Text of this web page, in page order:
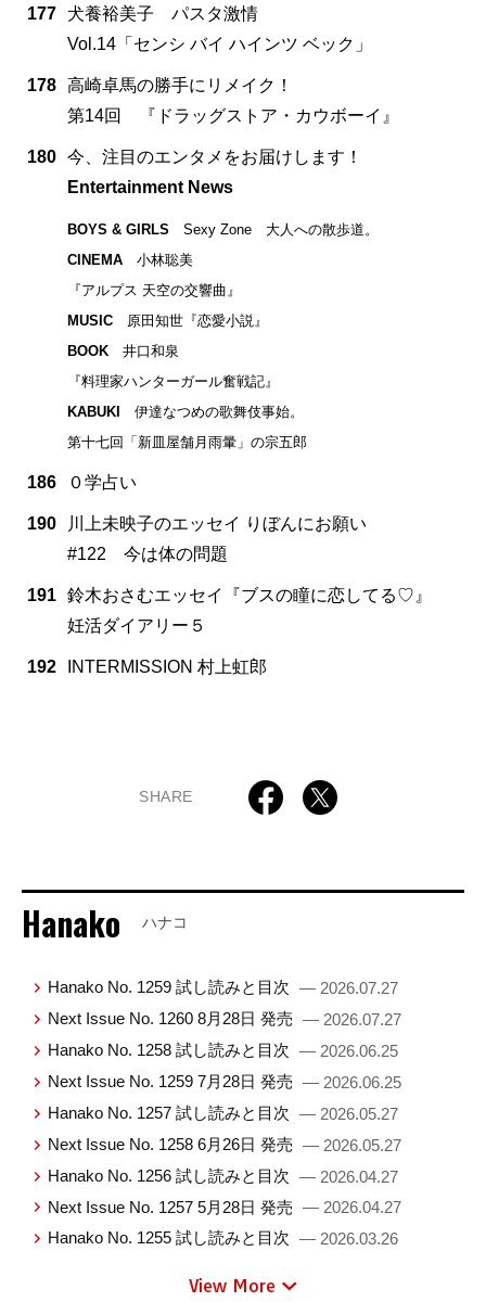
177
犬養裕美子 パスタ激情
Vol.14「センシ バイ ハインツ ベック」
178 高崎卓馬の勝手にリメイク！
第14回 『ドラッグストア・カウボーイ』
180 今、注目のエンタメをお届けします！
Entertainment News
BOYS & GIRLS Sexy Zone 大人への散歩道。
CINEMA 小林聡美
『アルプス 天空の交響曲』
MUSIC 原田知世『恋愛小説』
BOOK 井口和泉
『料理家ハンターガール奮戦記』
KABUKI
伊達なつめの歌舞伎事始。
第十七回「新皿屋舗月雨暈」の宗五郎
186 ０学占い
190
川上未映子のエッセイ りぼんにお願い
#122 今は体の問題
191 鈴木おさむエッセイ『ブスの瞳に恋してる♡』
妊活ダイアリー５
192 INTERMISSION 村上虹郎
SHARE
Hanako ハナコ
Hanako No. 1259 試し読みと目次 — 2026.07.27
Next Issue No. 1260 8月28日 発売 — 2026.07.27
Hanako No. 1258 試し読みと目次 — 2026.06.25
Next Issue No. 1259 7月28日 発売 — 2026.06.25
Hanako No. 1257 試し読みと目次 — 2026.05.27
Next Issue No. 1258 6月26日 発売 — 2026.05.27
Hanako No. 1256 試し読みと目次 — 2026.04.27
Next Issue No. 1257 5月28日 発売 — 2026.04.27
Hanako No. 1255 試し読みと目次 — 2026.03.26
View More